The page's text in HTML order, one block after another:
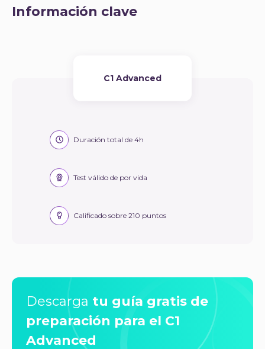
Información clave
C1 Advanced
Duración total de 4h
Test válido de por vida
Calificado sobre 210 puntos
Descarga tu guía gratis de
preparación para el C1
Advanced